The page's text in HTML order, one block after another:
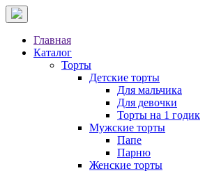
Главная
Каталог
Торты
Детские торты
Для мальчика
Для девочки
Торты на 1 годик
Мужские торты
Папе
Парню
Женские торты